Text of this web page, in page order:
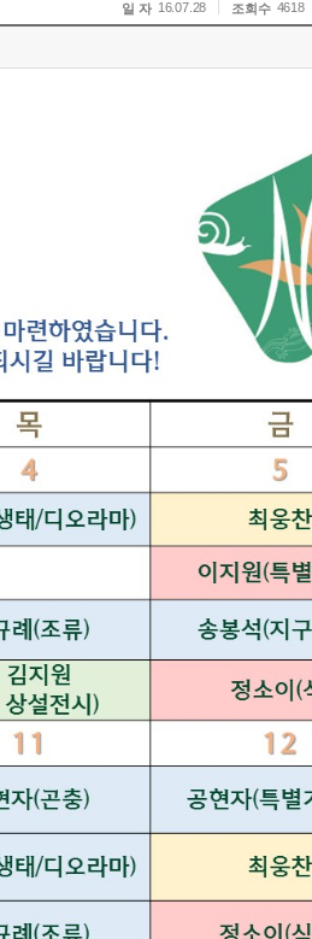
일 자 16.07.28 조회수 4618